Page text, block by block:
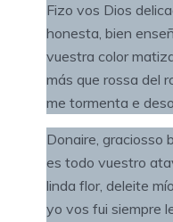
Fizo vos Dios
honesta, bien
vuestra color
más que rossa del
me tormenta e
Donaire, graciosso
es todo vuestro
linda flor, deleite
yo vos fui siempre